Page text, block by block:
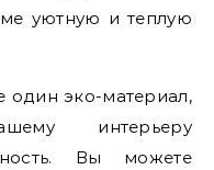
уютную и теплую
один эко-материал,
интерьеру
Вы можете